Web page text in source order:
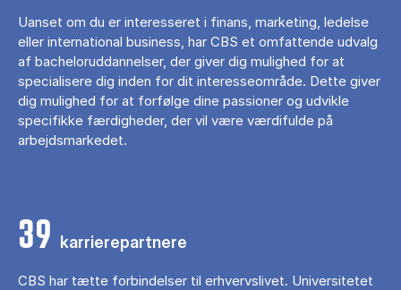
Uanset om du er interesseret i finans, marketing, ledelse
eller international business, har CBS et omfattende udvalg
af bacheloruddannelser, der giver dig mulighed for at
specialisere dig inden for dit interesseområde. Dette giver
dig mulighed for at forfølge dine passioner og udvikle
specifikke færdigheder, der vil være værdifulde på
arbejdsmarkedet.
39 karrierepartnere
CBS har tætte forbindelser til erhvervslivet. Universitetet